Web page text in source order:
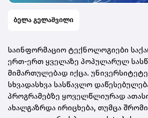
ბელა გელაშვილი
საინფორმაციო ტექნოლოგიები
ერთ-ერთ ყველაზე პოპულარულ
მიმართულებად იქცა.
სხვადასხვა სასწავლო
პროგრამებზე ყოველწლიურად
ახალგაზრდა ირიცხება, თუმცა